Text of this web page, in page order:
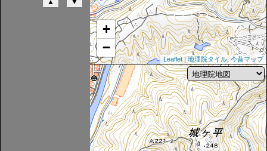
+
−
Leaflet|地理院タイル,今昔マップ